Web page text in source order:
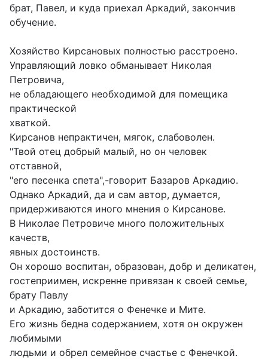
брат, Павел, и куда приехал Аркадий, закончив
обучение.
Хозяйство Кирсановых полностью расстроено.
Управляющий ловко обманывает Николая
Петровича,
не обладающего необходимой для помещика
практической
хваткой.
Кирсанов непрактичен, мягок, слабоволен.
"Твой отец добрый малый, но он человек
отставной,
"его песенка спета",-говорит Базаров Аркадию.
Однако Аркадий, да и сам автор, думается,
придерживаются иного мнения о Кирсанове.
В Николае Петровиче много положительных
качеств,
явных достоинств.
Он хорошо воспитан, образован, добр и деликатен,
гостеприимен, искренне привязан к своей семье,
брату Павлу
и Аркадию, заботится о Фенечке и Мите.
Его жизнь бедна содержанием, хотя он окружен
любимыми
людьми и обрел семейное счастье с Фенечкой.